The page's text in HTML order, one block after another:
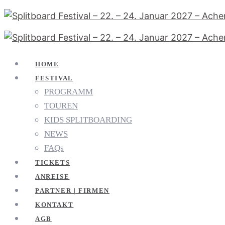
HOME
FESTIVAL
PROGRAMM
TOUREN
KIDS SPLITBOARDING
NEWS
FAQs
TICKETS
ANREISE
PARTNER | FIRMEN
KONTAKT
AGB